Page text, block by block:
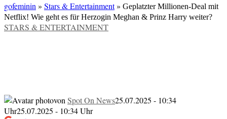
gofeminin » Stars & Entertainment» Geplatzter Millionen-Deal mit
Netflix! Wie geht es für Herzogin Meghan & Prinz Harry weiter?
VERÖFFENTLICHT
STARS & ENTERTAINMENT
von Spot On News25.07.2025 - 10:34
Uhr25.07.2025 - 10:34 Uhr